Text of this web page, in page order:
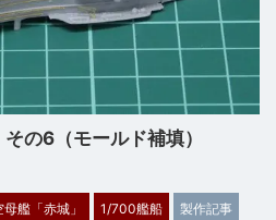
の6（モールド補填）
艦「赤城」 1/700艦船 製作記事